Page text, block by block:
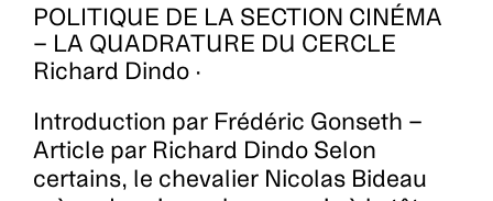
POLITIQUE DE LA SECTION CINÉMA
– LA QUADRATURE DU CERCLE
Richard Dindo ·
Introduction par Frédéric Gonseth –
Article par Richard Dindo Selon
certains, le chevalier Nicolas Bideau